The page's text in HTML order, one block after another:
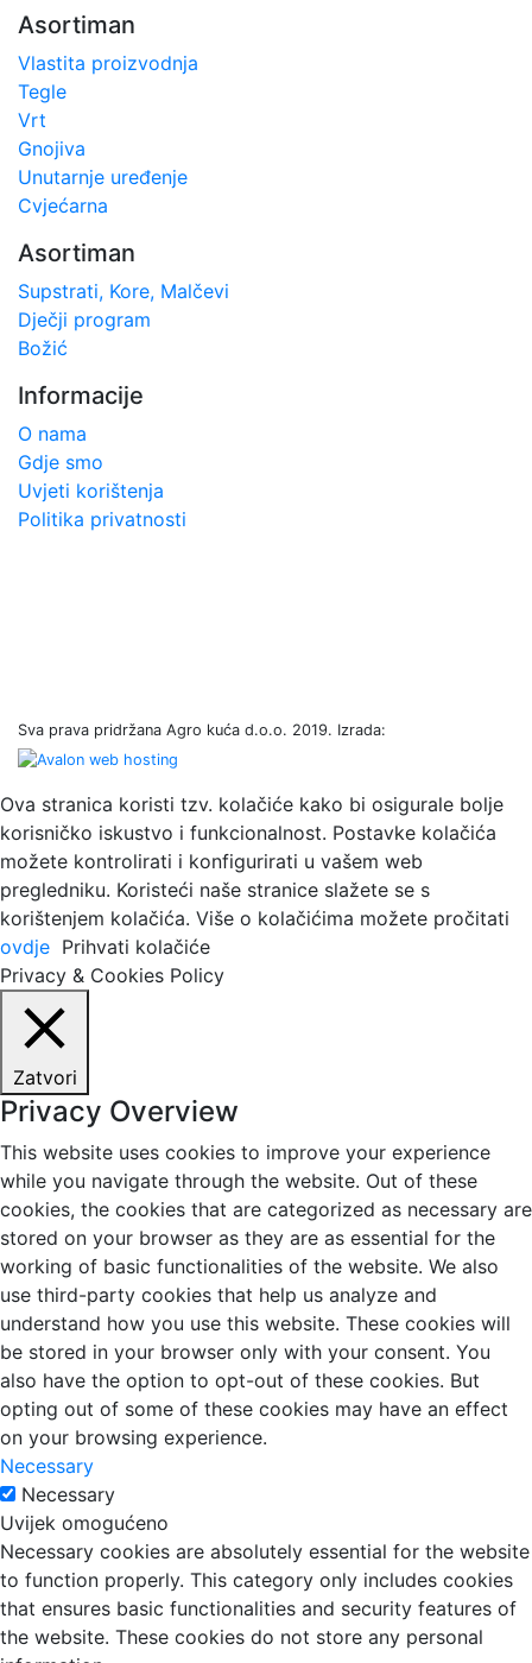
Asortiman
Vlastita proizvodnja
Tegle
Vrt
Gnojiva
Unutarnje uređenje
Cvjećarna
Asortiman
Supstrati, Kore, Malčevi
Dječji program
Božić
Informacije
O nama
Gdje smo
Uvjeti korištenja
Politika privatnosti
Sva prava pridržana Agro kuća d.o.o. 2019. Izrada:
Ova stranica koristi tzv. kolačiće kako bi osigurale bolje
korisničko iskustvo i funkcionalnost. Postavke kolačića
možete kontrolirati i konfigurirati u vašem web
pregledniku. Koristeći naše stranice slažete se s
korištenjem kolačića. Više o kolačićima možete pročitati
ovdje Prihvati kolačiće
Privacy & Cookies Policy
Zatvori
Privacy Overview
This website uses cookies to improve your experience
while you navigate through the website. Out of these
cookies, the cookies that are categorized as necessary are
stored on your browser as they are as essential for the
working of basic functionalities of the website. We also
use third-party cookies that help us analyze and
understand how you use this website. These cookies will
be stored in your browser only with your consent. You
also have the option to opt-out of these cookies. But
opting out of some of these cookies may have an effect
on your browsing experience.
Necessary
Necessary
Uvijek omogućeno
Necessary cookies are absolutely essential for the website
to function properly. This category only includes cookies
that ensures basic functionalities and security features of
the website. These cookies do not store any personal